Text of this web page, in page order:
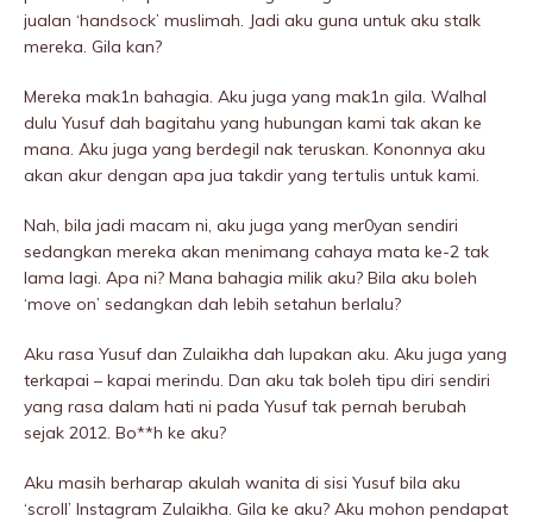
jualan ‘handsock’ muslimah. Jadi aku guna untuk aku stalk
mereka. GiIa kan?
Mereka mak1n bahagia. Aku juga yang mak1n giIa. Walhal
dulu Yusuf dah bagitahu yang hubungan kami tak akan ke
mana. Aku juga yang berdegil nak teruskan. Kononnya aku
akan akur dengan apa jua takdir yang tertulis untuk kami.
Nah, bila jadi macam ni, aku juga yang mer0yan sendiri
sedangkan mereka akan menimang cahaya mata ke-2 tak
lama lagi. Apa ni? Mana bahagia milik aku? Bila aku boleh
‘move on’ sedangkan dah lebih setahun berlalu?
Aku rasa Yusuf dan Zulaikha dah lupakan aku. Aku juga yang
terkapai – kapai merindu. Dan aku tak boleh tipu diri sendiri
yang rasa dalam hati ni pada Yusuf tak pernah berubah
sejak 2012. Bo**h ke aku?
Aku masih berharap akulah wanita di sisi Yusuf bila aku
‘scroll’ Instagram Zulaikha. GiIa ke aku? Aku mohon pendapat